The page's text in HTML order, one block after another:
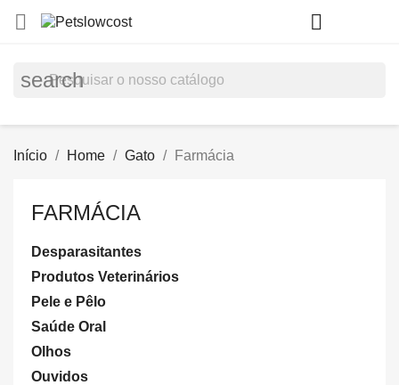
 
search
Início Home Gato Farmácia
FARMÁCIA
Desparasitantes
Produtos Veterinários
Pele e Pêlo
Saúde Oral
Olhos
Ouvidos